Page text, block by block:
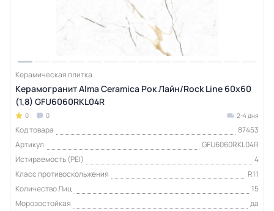
Керамическая плитка
Керамогранит Alma Ceramica Рок Лайн/Rock Line 60х60
(1,8) GFU6060RKL04R
0 0 2-4 дня
Код товара
87453
Артикул
GFU6060RKL04R
Истираемость (PEI)
4
Класс противоскольжения
R11
Количество Лиц
15
Морозостойкая
да